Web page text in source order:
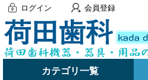
ログイン 会員登録
カテゴリ一覧